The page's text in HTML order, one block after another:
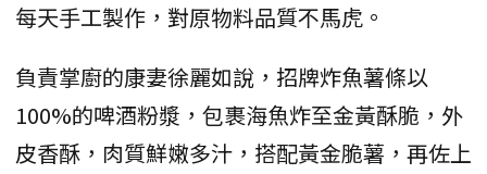
每天手工製作，對原物料品質不馬虎。
負責掌廚的康妻徐麗如說，招牌炸魚薯條以
100%的啤酒粉漿，包裹海魚炸至金黃酥脆，外
皮香酥，肉質鮮嫩多汁，搭配黃金脆薯，再佐上